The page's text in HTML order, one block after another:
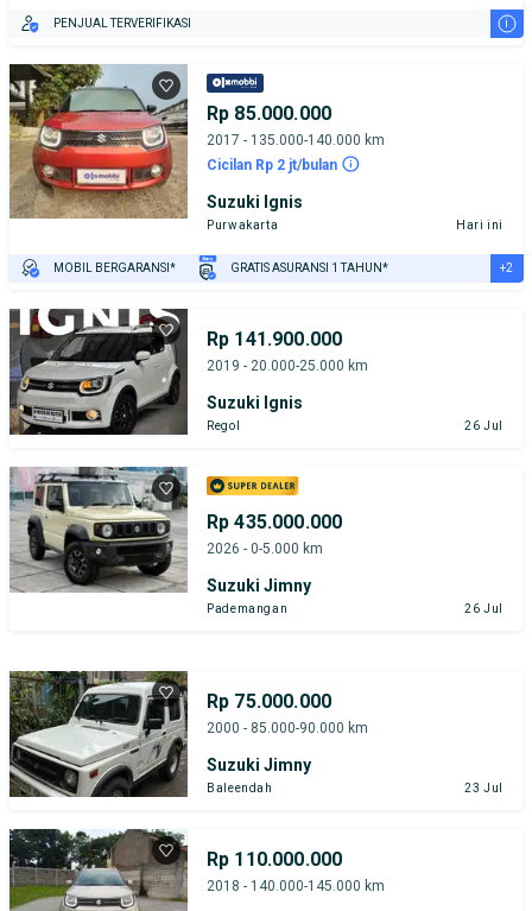
PENJUAL TERVERIFIKASI i
Rp 85.000.000
2017 - 135.000-140.000 km
Cicilan Rp 2 jt/bulan
Suzuki Ignis
Purwakarta Hari ini
MOBIL BERGARANSI* GRATIS ASURANSI 1 TAHUN* +2
Rp 141.900.000
2019 - 20.000-25.000 km
Suzuki Ignis
Regol 26 Jul
Rp 435.000.000
2026 - 0-5.000 km
Suzuki Jimny
Pademangan 26 Jul
Rp 75.000.000
2000 - 85.000-90.000 km
Suzuki Jimny
Baleendah 23 Jul
Rp 110.000.000
2018 - 140.000-145.000 km